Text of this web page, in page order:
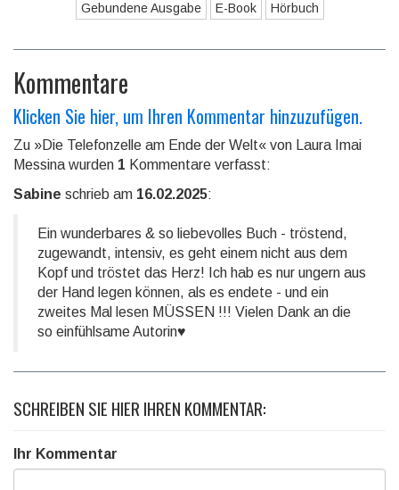
Gebundene Ausgabe E-Book Hörbuch
Kommentare
Klicken Sie hier, um Ihren Kommentar hinzuzufügen.
Zu »Die Telefonzelle am Ende der Welt« von Laura Imai
Messina wurden 1 Kommentare verfasst:
Sabine schrieb am 16.02.2025:
Ein wunderbares & so liebevolles Buch - tröstend,
zugewandt, intensiv, es geht einem nicht aus dem
Kopf und tröstet das Herz! Ich hab es nur ungern aus
der Hand legen können, als es endete - und ein
zweites Mal lesen MÜSSEN !!! Vielen Dank an die
so einfühlsame Autorin♥️
SCHREIBEN SIE HIER IHREN KOMMENTAR:
Ihr Kommentar